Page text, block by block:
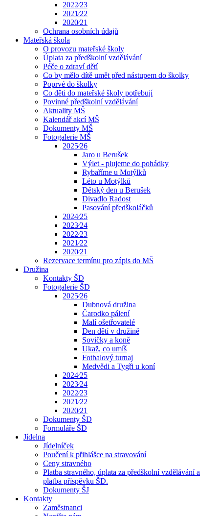
2022⁄23
2021⁄22
2020⁄21
Ochrana osobních údajů
Mateřská škola
O provozu mateřské školy
Úplata za předškolní vzdělávání
Péče o zdraví dětí
Co by mělo dítě umět před nástupem do školky
Poprvé do školky
Co děti do mateřské školy potřebují
Povinné předškolní vzdělávání
Aktuality MŠ
Kalendář akcí MŠ
Dokumenty MŠ
Fotogalerie MŠ
2025⁄26
Jaro u Berušek
Výlet - plujeme do pohádky
Rybaříme u Motýlků
Léto u Motýlků
Dětský den u Berušek
Divadlo Radost
Pasování předškoláčků
2024⁄25
2023⁄24
2022⁄23
2021⁄22
2020⁄21
Rezervace termínu pro zápis do MŠ
Družina
Kontakty ŠD
Fotogalerie ŠD
2025⁄26
Dubnová družina
Čarodko pálení
Malí ošetřovatelé
Den dětí v družině
Sovičky a koně
Ukaž, co umíš
Fotbalový turnaj
Medvědi a Tygři u koní
2024⁄25
2023⁄24
2022⁄23
2021⁄22
2020⁄21
Dokumenty ŠD
Formuláře ŠD
Jídelna
Jídelníček
Poučení k přihlášce na stravování
Ceny stravného
Platba stravného, úplata za předškolní vzdělávání a
platba příspěvku ŠD.
Dokumenty ŠJ
Kontakty
Zaměstnanci